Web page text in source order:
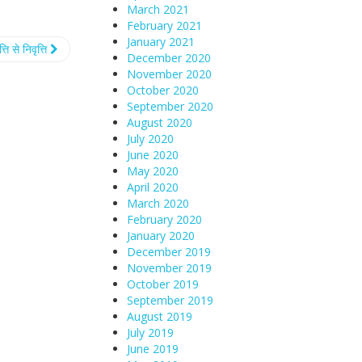
से निवृत्ति
March 2021
February 2021
January 2021
December 2020
November 2020
October 2020
September 2020
August 2020
July 2020
June 2020
May 2020
April 2020
March 2020
February 2020
January 2020
December 2019
November 2019
October 2019
September 2019
August 2019
July 2019
June 2019